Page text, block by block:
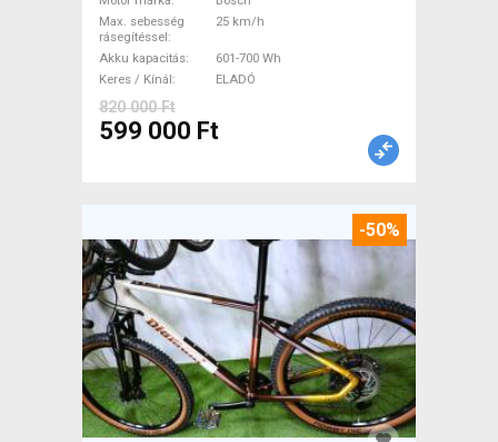
Bosch 601-700 Wh használt
ELADÓ
Max. sebesség
rásegítéssel
25 km/h
Akku kapacitás
601-700 Wh
Keres / Kínál
ELADÓ
820 000 Ft
599 000 Ft
-50%